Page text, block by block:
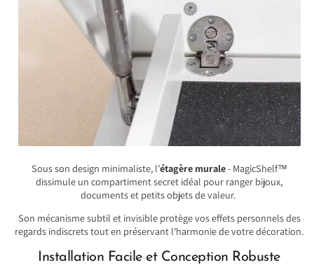
Sous son design minimaliste, l’étagère murale- MagicShelf™
dissimule un compartiment secret idéal pour ranger bijoux,
documents et petits objets de valeur.
Son mécanisme subtil et invisible protège vos effets personnels des
regards indiscrets tout en préservant l’harmonie de votre décoration.
Installation Facile et Conception Robuste